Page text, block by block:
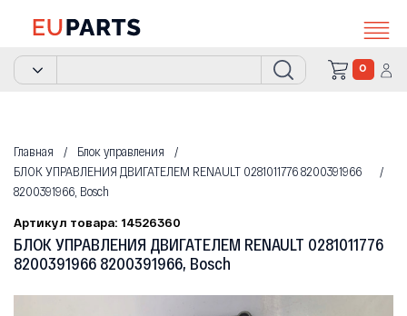
0
Главная
Блок управления
БЛОК УПРАВЛЕНИЯ ДВИГАТЕЛЕМ RENAULT 0281011776 8200391966
8200391966, Bosch
Артикул товара: 14526360
БЛОК УПРАВЛЕНИЯ ДВИГАТЕЛЕМ RENAULT 0281011776
8200391966 8200391966, Bosch